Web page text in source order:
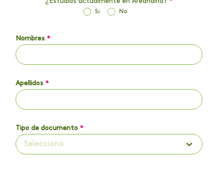
Si No
Nombres *
Apellidos *
Tipo de documento *
Selecciona